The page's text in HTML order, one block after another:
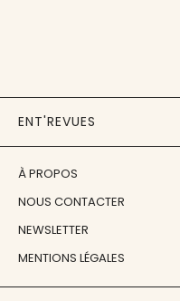
ENT'REVUES
À PROPOS
NOUS CONTACTER
NEWSLETTER
MENTIONS LÉGALES